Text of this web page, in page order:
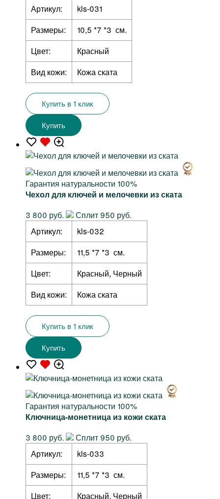
Артикул:
kls-031
Размеры:
10,5 *7 *3 см.
Цвет:
Красный
Вид кожи:
Кожа ската
Купить в 1 клик
Купить
Гарантия натуральности 100%
Чехол для ключей и мелочевки из ската
3 800 руб.
Сплит 950 руб.
Артикул:
kls-032
Размеры:
11,5 *7 *3 см.
Цвет:
Красный, Черный
Вид кожи:
Кожа ската
Купить в 1 клик
Купить
Гарантия натуральности 100%
Ключница-монетница из кожи ската
3 800 руб.
Сплит 950 руб.
Артикул:
kls-033
Размеры:
11,5 *7 *3 см.
Цвет:
Красный, Черный